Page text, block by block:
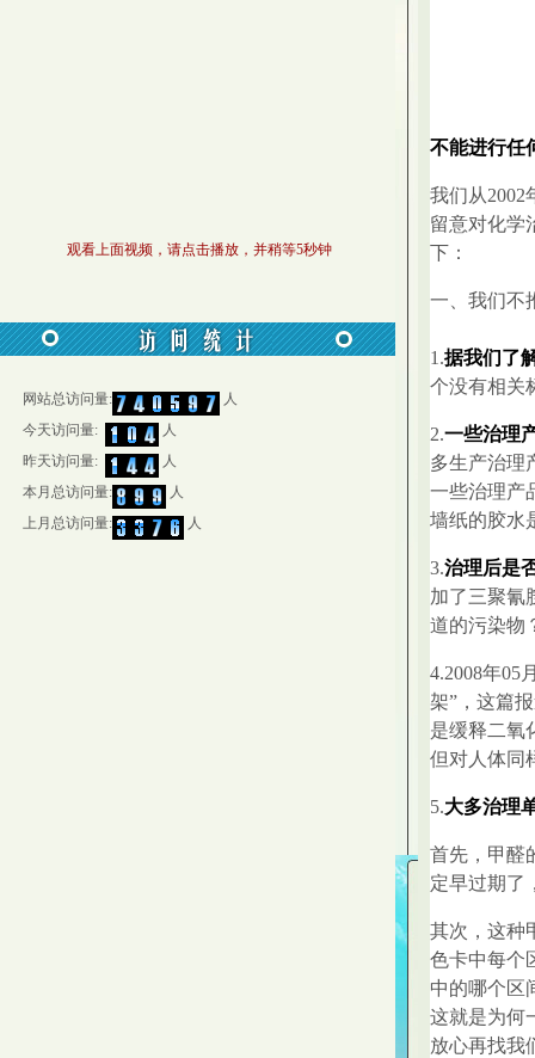
观看上面视频，请点击播放，并稍等5秒钟
网站总访问量:
人
今天访问量:
人
昨天访问量:
人
本月总访问量:
人
上月总访问量:
人
不能进行任
我们从2002
留意对化学
下：
一、我们不
1.据我们了
个没有相关
2.一些治理
多生产治理
一些治理产
墙纸的胶水
3.治理后是
加了三聚氰
道的污染物
4.2008年05
架”，这篇
是缓释二氧
但对人体同
5.大多治理
首先，甲醛
定早过期了
其次，这种
色卡中每个
中的哪个区
这就是为何
放心再找我